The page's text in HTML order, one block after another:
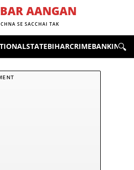
AANGAN
SE SACCHAI TAK
STATEBIHARCRIMEBANKING &
🔍